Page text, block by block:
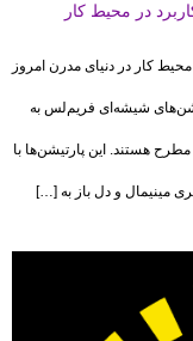
در محیط کار
کار در دنیای مدرن امروز
شیشه‌ای فریم‌لس به
هستند. این پارتیشن‌ها با
مینیمال و دل ‌باز به […]